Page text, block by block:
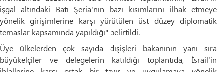
işgal altındaki Batı Şeria'nın bazı kısımlarını ilhak etmeye
yönelik girişimlerine karşı yürütülen üst düzey diplomatik
temaslar kapsamında yapıldığı" belirtildi.
Üye ülkelerden çok sayıda dışişleri bakanının yanı sıra
büyükelçiler ve delegelerin katıldığı toplantıda, İsrail'in